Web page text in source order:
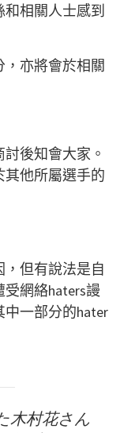
相關人士感到
亦將會於相關
後知會大家。
他所屬選手的
但有說法是自
網絡haters謾
中一部分的hater
木村花さん